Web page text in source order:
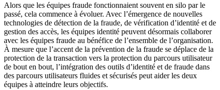
Alors que les équipes fraude fonctionnaient souvent en silo par le
passé, cela commence à évoluer. Avec l’émergence de nouvelles
technologies de détection de la fraude, de vérification d’identité et de
gestion des accès, les équipes identité peuvent désormais collaborer
avec les équipes fraude au bénéfice de l’ensemble de l’organisation.
À mesure que l’accent de la prévention de la fraude se déplace de la
protection de la transaction vers la protection du parcours utilisateur
de bout en bout, l’intégration des outils d’identité et de fraude dans
des parcours utilisateurs fluides et sécurisés peut aider les deux
équipes à atteindre leurs objectifs.